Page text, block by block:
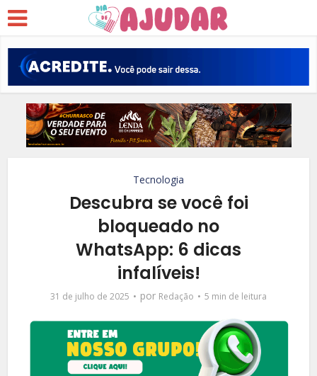
Tecnologia
Descubra se você foi
bloqueado no
WhatsApp: 6 dicas
infalíveis!
31 de julho de 2025 por Redação 5 min de leitura